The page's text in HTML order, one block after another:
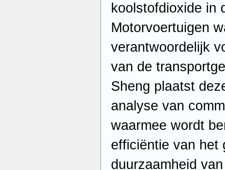
koolstofdioxide in
Motorvoertuigen
verantwoordelijk
van de
Sheng plaatst
analyse van
waarmee wordt
efficiëntie van het
duurzaamheid